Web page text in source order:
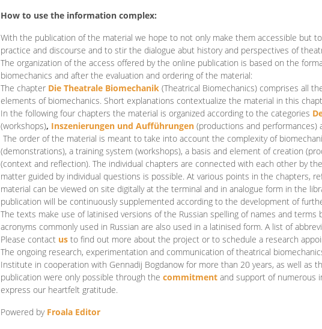
How to use the information complex:
With the publication of the material we hope to not only make them accessible but
practice and discourse and to stir the dialogue abut history and perspectives of
The organization of the access offered by the online publication is based on the
biomechanics and after the evaluation and ordering of the material:
The chapter Die Theatrale Biomechanik (Theatrical Biomechanics) comprises all
elements of biomechanics. Short explanations contextualize the material in this
In the following four chapters the material is organized according to the categories D
(workshops), Inszenierungen und Aufführungen (productions and performances)
The order of the material is meant to take into account the complexity of
(demonstrations), a training system (workshops), a basis and element of creation
(context and reflection). The individual chapters are connected with each other by
matter guided by individual questions is possible. At various points in the chapters,
material can be viewed on site digitally at the terminal and in analogue form in the
publication will be continuously supplemented according to the development of
The texts make use of latinised versions of the Russian spelling of names and
acronyms commonly used in Russian are also used in a latinised form. A list of
Please contact us to find out more about the project or to schedule a research
The ongoing research, experimentation and communication of theatrical
Institute in cooperation with Gennadij Bogdanow for more than 20 years, as well as
publication were only possible through the commitment and support of numerous
express our heartfelt gratitude.
Powered by Froala Editor